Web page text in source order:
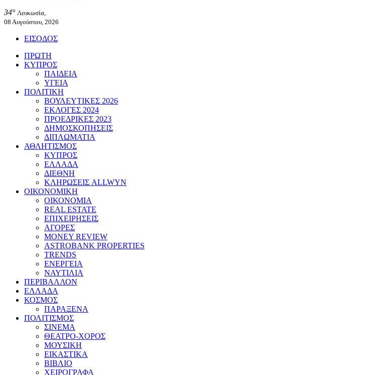
34° Λευκωσία,
08 Αυγούστου, 2026
ΕΙΣΟΔΟΣ
ΠΡΩΤΗ
ΚΥΠΡΟΣ
ΠΑΙΔΕΙΑ
ΥΓΕΙΑ
ΠΟΛΙΤΙΚΗ
ΒΟΥΛΕΥΤΙΚΕΣ 2026
ΕΚΛΟΓΕΣ 2024
ΠΡΟΕΔΡΙΚΕΣ 2023
ΔΗΜΟΣΚΟΠΗΣΕΙΣ
ΔΙΠΛΩΜΑΤΙΑ
ΑΘΛΗΤΙΣΜΟΣ
ΚΥΠΡΟΣ
ΕΛΛΑΔΑ
ΔΙΕΘΝΗ
ΚΛΗΡΩΣΕΙΣ ALLWYN
ΟΙΚΟΝΟΜΙΚΗ
ΟΙΚΟΝΟΜΙΑ
REAL ESTATE
ΕΠΙΧΕΙΡΗΣΕΙΣ
ΑΓΟΡΕΣ
MONEY REVIEW
ASTROBANK PROPERTIES
TRENDS
ΕΝΕΡΓΕΙΑ
ΝΑΥΤΙΛΙΑ
ΠΕΡΙΒΑΛΛΟΝ
ΕΛΛΑΔΑ
ΚΟΣΜΟΣ
ΠΑΡΑΞΕΝΑ
ΠΟΛΙΤΙΣΜΟΣ
ΣΙΝΕΜΑ
ΘΕΑΤΡΟ-ΧΟΡΟΣ
ΜΟΥΣΙΚΗ
ΕΙΚΑΣΤΙΚΑ
ΒΙΒΛΙΟ
ΧΕΙΡΟΓΡΑΦΑ